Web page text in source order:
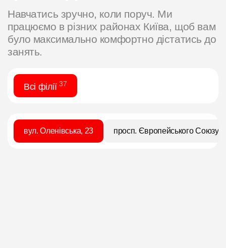
Навчатись зручно, коли поруч. Ми
працюємо в різних районах Київа, щоб вам
було максимально комфортно дістатись до
занять.
Всі філії37
вул. Оленівська, 23 просп. Європейського Союзу,